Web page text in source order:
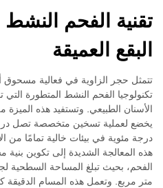
تقنية الفحم النشط
البقع العميقة
تتمثل حجر الزاوية في فعالية مسحوق
تكنولوجيا الفحم النشط المتطورة
الأسنان الطبيعي. وتستفيد هذه
درجة مئوية في بيئات خالية تمامًا من
هذه المعالجة الشديدة إلى تكوين بنية
متر مربع. وتعمل هذه المسام الدقيقة